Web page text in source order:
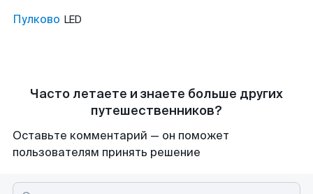
Пулково LED
Часто летаете и знаете больше других
путешественников?
Оставьте комментарий — он поможет
пользователям принять решение